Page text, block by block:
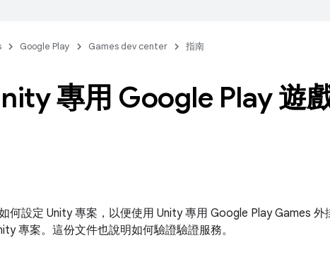
Google Play Games dev center 指南
專用 Google Play 遊
何設定 Unity 專案，以便使用 Unity 專用 Google Play Games
專案。這份文件也說明如何驗證驗證服務。